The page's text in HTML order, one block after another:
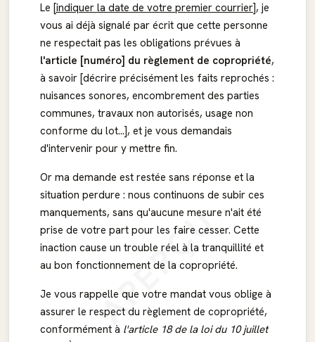
APERÇU
Le [indiquer la date de votre premier courrier], je
vous ai déjà signalé par écrit que cette personne
ne respectait pas les obligations prévues à
l'article [numéro] du règlement de copropriété,
à savoir [décrire précisément les faits reprochés :
nuisances sonores, encombrement des parties
communes, travaux non autorisés, usage non
conforme du lot...], et je vous demandais
d'intervenir pour y mettre fin.
Or ma demande est restée sans réponse et la
situation perdure : nous continuons de subir ces
manquements, sans qu'aucune mesure n'ait été
prise de votre part pour les faire cesser. Cette
inaction cause un trouble réel à la tranquillité et
au bon fonctionnement de la copropriété.
Je vous rappelle que votre mandat vous oblige à
assurer le respect du règlement de copropriété,
conformément à l'article 18 de la loi du 10 juillet